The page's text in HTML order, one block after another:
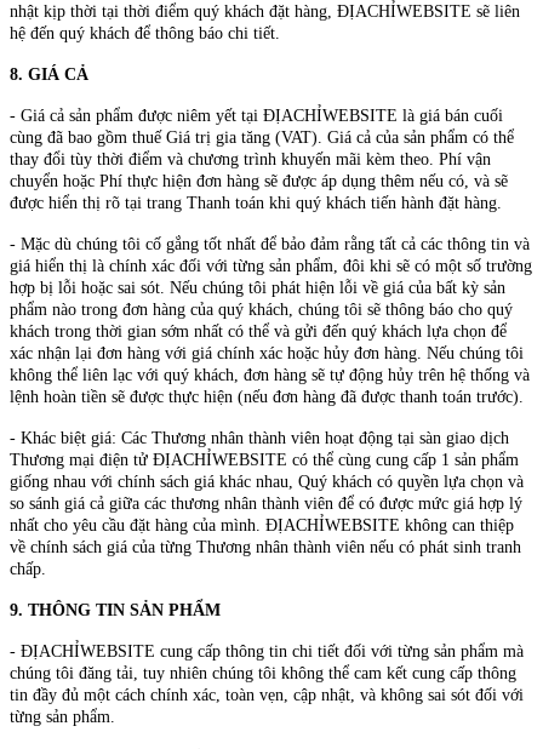
nhật kịp thời tại thời điểm quý khách đặt hàng, ĐỊACHỈWEBSITE sẽ liên
hệ đến quý khách để thông báo chi tiết.
8. GIÁ CẢ
- Giá cả sản phẩm được niêm yết tại ĐỊACHỈWEBSITE là giá bán cuối
cùng đã bao gồm thuế Giá trị gia tăng (VAT). Giá cả của sản phẩm có thể
thay đổi tùy thời điểm và chương trình khuyến mãi kèm theo. Phí vận
chuyển hoặc Phí thực hiện đơn hàng sẽ được áp dụng thêm nếu có, và sẽ
được hiển thị rõ tại trang Thanh toán khi quý khách tiến hành đặt hàng.
- Mặc dù chúng tôi cố gắng tốt nhất để bảo đảm rằng tất cả các thông tin và
giá hiển thị là chính xác đối với từng sản phẩm, đôi khi sẽ có một số trường
hợp bị lỗi hoặc sai sót. Nếu chúng tôi phát hiện lỗi về giá của bất kỳ sản
phẩm nào trong đơn hàng của quý khách, chúng tôi sẽ thông báo cho quý
khách trong thời gian sớm nhất có thể và gửi đến quý khách lựa chọn để
xác nhận lại đơn hàng với giá chính xác hoặc hủy đơn hàng. Nếu chúng tôi
không thể liên lạc với quý khách, đơn hàng sẽ tự động hủy trên hệ thống và
lệnh hoàn tiền sẽ được thực hiện (nếu đơn hàng đã được thanh toán trước).
- Khác biệt giá: Các Thương nhân thành viên hoạt động tại sàn giao dịch
Thương mại điện tử ĐỊACHỈWEBSITE có thể cùng cung cấp 1 sản phẩm
giống nhau với chính sách giá khác nhau, Quý khách có quyền lựa chọn và
so sánh giá cả giữa các thương nhân thành viên để có được mức giá hợp lý
nhất cho yêu cầu đặt hàng của mình. ĐỊACHỈWEBSITE không can thiệp
về chính sách giá của từng Thương nhân thành viên nếu có phát sinh tranh
chấp.
9. THÔNG TIN SẢN PHẨM
- ĐỊACHỈWEBSITE cung cấp thông tin chi tiết đối với từng sản phẩm mà
chúng tôi đăng tải, tuy nhiên chúng tôi không thể cam kết cung cấp thông
tin đầy đủ một cách chính xác, toàn vẹn, cập nhật, và không sai sót đối với
từng sản phẩm.